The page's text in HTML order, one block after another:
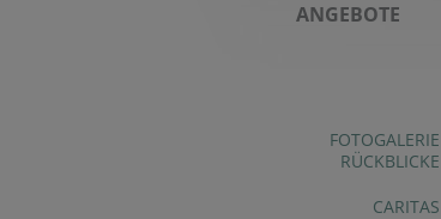
ANGEBOTE
FOTOGALERIE
RÜCKBLICKE
CARITAS